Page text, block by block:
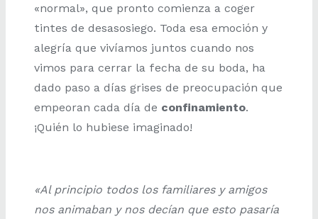
«normal», que pronto comienza a coger
tintes de desasosiego. Toda esa emoción y
alegría que vivíamos juntos cuando nos
vimos para cerrar la fecha de su boda, ha
dado paso a días grises de preocupación que
empeoran cada día de confinamiento.
¡Quién lo hubiese imaginado!
«Al principio todos los familiares y amigos
nos animaban y nos decían que esto pasaría